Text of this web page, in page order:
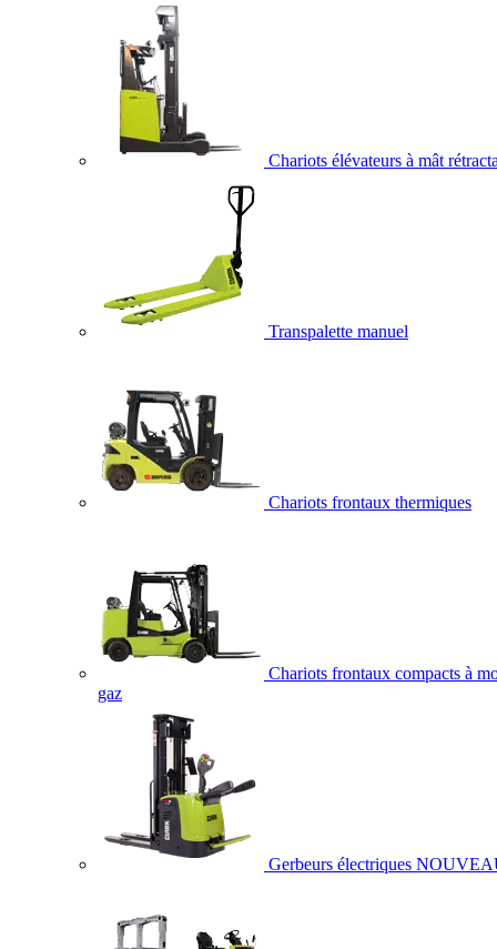
Chariots élévateurs à mât
Transpalette manuel
Chariots frontaux thermiques
Chariots frontaux compacts à
gaz
Gerbeurs électriques